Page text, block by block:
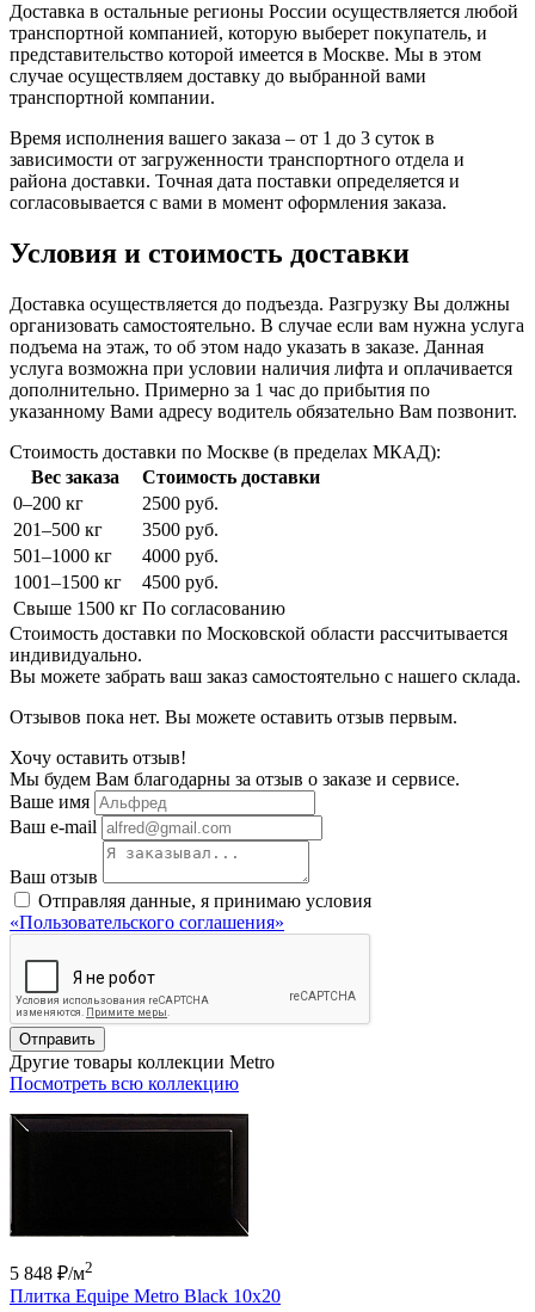
Доставка в остальные регионы России осуществляется любой
транспортной компанией, которую выберет покупатель, и
представительство которой имеется в Москве. Мы в этом
случае осуществляем доставку до выбранной вами
транспортной компании.
Время исполнения вашего заказа – от 1 до 3 суток в
зависимости от загруженности транспортного отдела и
района доставки. Точная дата поставки определяется и
согласовывается с вами в момент оформления заказа.
Условия и стоимость доставки
Доставка осуществляется до подъезда. Разгрузку Вы должны
организовать самостоятельно. В случае если вам нужна услуга
подъема на этаж, то об этом надо указать в заказе. Данная
услуга возможна при условии наличия лифта и оплачивается
дополнительно. Примерно за 1 час до прибытия по
указанному Вами адресу водитель обязательно Вам позвонит.
Стоимость доставки по Москве (в пределах МКАД):
Вес заказа
Стоимость доставки
0–200 кг
2500 руб.
201–500 кг
3500 руб.
501–1000 кг
4000 руб.
1001–1500 кг
4500 руб.
Свыше 1500 кг По согласованию
Стоимость доставки по Московской области рассчитывается
индивидуально.
Вы можете забрать ваш заказ самостоятельно с нашего склада.
Отзывов пока нет. Вы можете оставить отзыв первым.
Хочу оставить отзыв!
Мы будем Вам благодарны за отзыв о заказе и сервисе.
Ваше имя
Ваш e-mail
Ваш отзыв
Отправляя данные, я принимаю условия
«Пользовательского соглашения»
Отправить
Другие товары коллекции Metro
Посмотреть всю коллекцию
5 848 ₽/м2
Плитка Equipe Metro Black 10x20